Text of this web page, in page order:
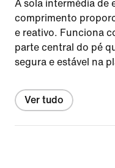
A sola intermédia de
comprimento
e reativo. Funciona
parte central do pé
segura e estável na
Ver tudo